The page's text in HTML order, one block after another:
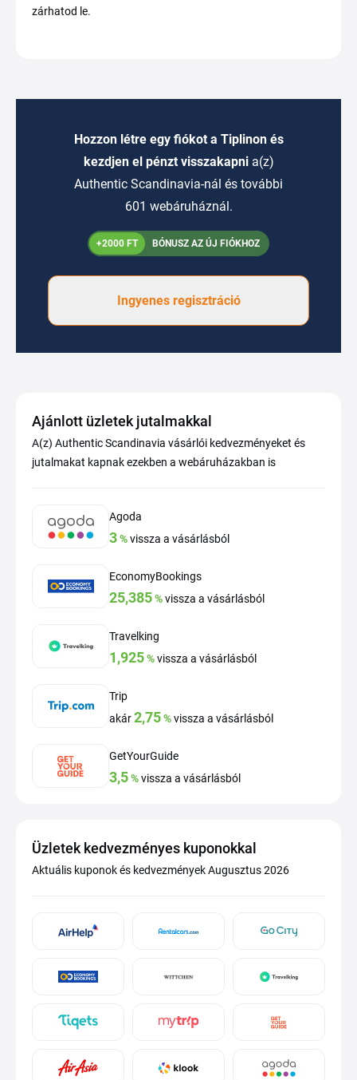
zárhatod le.
Hozzon létre egy fiókot a Tiplinon és
kezdjen el pénzt visszakapni a(z)
Authentic Scandinavia-nál és további
601 webáruháznál.
+2000 FT BÓNUSZ AZ ÚJ FIÓKHOZ
Ingyenes regisztráció
Ajánlott üzletek jutalmakkal
A(z) Authentic Scandinavia vásárlói kedvezményeket és
jutalmakat kapnak ezekben a webáruházakban is
Agoda
3%vissza a vásárlásból
EconomyBookings
25,385%vissza a vásárlásból
Travelking
1,925%vissza a vásárlásból
Trip
akár2,75%vissza a vásárlásból
GetYourGuide
3,5%vissza a vásárlásból
Üzletek kedvezményes kuponokkal
Aktuális kuponok és kedvezmények Augusztus 2026